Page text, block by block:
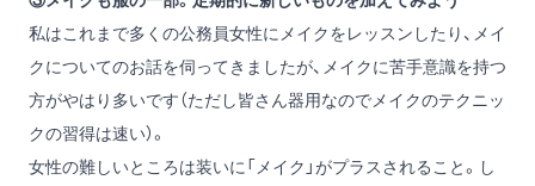
私はこれまで多くの公務員女性にメイクをレッスンしたり、メイ
クについてのお話を伺ってきましたが、メイクに苦手意識を持つ
方がやはり多いです（ただし皆さん器用なのでメイクのテクニッ
クの習得は速い）。
女性の難しいところは装いに「メイク」がプラスされること。し